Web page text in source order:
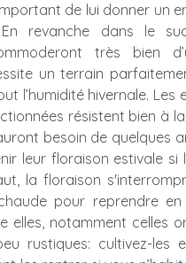
de lui donner un
revanche dans le
très bien
un terrain
l’humidité hivernale. Les
résistent bien à
besoin de quelques
leur floraison estivale si
la floraison
pour reprendre en
elles, notamment celles
rustiques: cultivez-les